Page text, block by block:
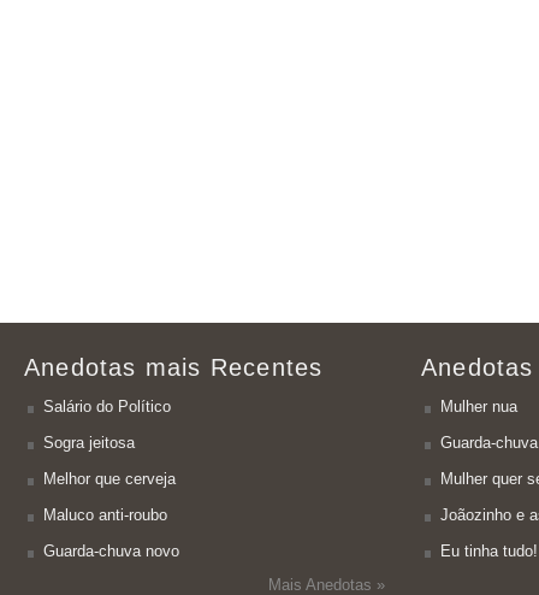
Anedotas mais Recentes
Salário do Político
Sogra jeitosa
Melhor que cerveja
Maluco anti-roubo
Guarda-chuva novo
Mais Anedotas »
Mulher nua
Guarda-
Mulher quer
Joãozinho e
Eu tinha tudo!